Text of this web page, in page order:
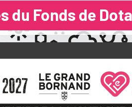
pour